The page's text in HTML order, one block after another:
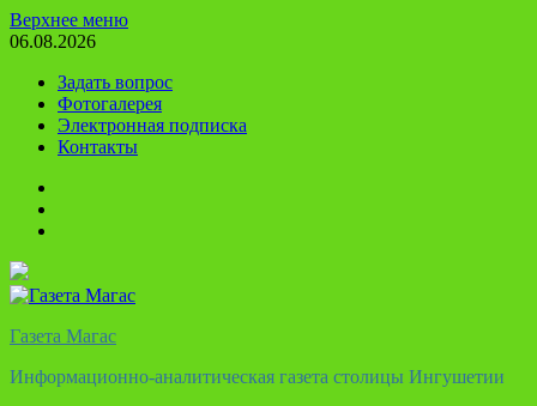
Перейти
к
Верхнее меню
06.08.2026
Задать вопрос
Фотогалерея
Электронная подписка
Контакты
Газета Магас
Информационно-аналитическая газета столицы Ингушетии